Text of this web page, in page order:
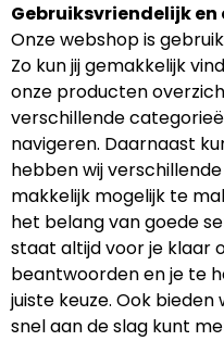
Gebruiksvriendelijk
Onze webshop is
Zo kun jij gemakkelijk
onze producten
verschillende
navigeren. Daarnaast
hebben wij
makkelijk mogelijk te
het belang van goede
staat altijd voor je klaar
beantwoorden en je te
juiste keuze. Ook
snel aan de slag kunt